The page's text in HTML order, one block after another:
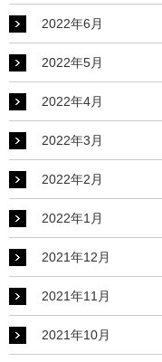
2022年6月
2022年5月
2022年4月
2022年3月
2022年2月
2022年1月
2021年12月
2021年11月
2021年10月